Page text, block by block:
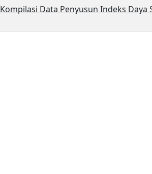
Kompilasi Data Penyusun Indeks Daya